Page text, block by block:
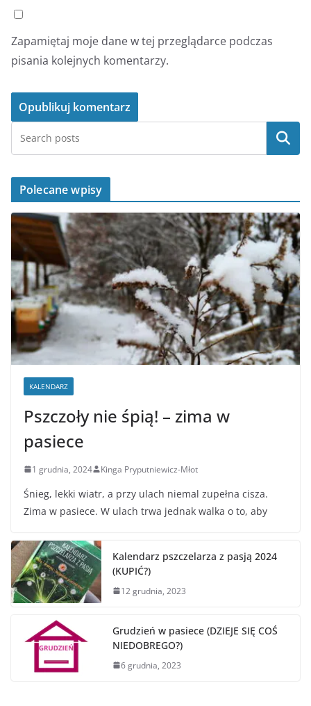
Zapamiętaj moje dane w tej przeglądarce podczas
pisania kolejnych komentarzy.
Szukaj
Polecane wpisy
KALENDARZ
Pszczoły nie śpią! – zima w
pasiece
1 grudnia, 2024 Kinga Pryputniewicz-Młot
Śnieg, lekki wiatr, a przy ulach niemal zupełna cisza.
Zima w pasiece. W ulach trwa jednak walka o to, aby
Kalendarz pszczelarza z pasją 2024
(KUPIĆ?)
12 grudnia, 2023
Grudzień w pasiece (DZIEJE SIĘ COŚ
NIEDOBREGO?)
6 grudnia, 2023